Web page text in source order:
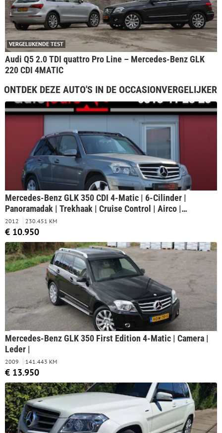
VERGELIJKENDE TEST
Audi Q5 2.0 TDI quattro Pro Line – Mercedes-Benz GLK
220 CDI 4MATIC
ONTDEK DEZE AUTO'S IN DE OCCASIONVERGELIJKER
Mercedes-Benz GLK 350 CDI 4-Matic | 6-Cilinder |
Panoramadak | Trekhaak | Cruise Control | Airco |
Navigatie |
2012 230.451 KM
€ 10.950
Mercedes-Benz GLK 350 First Edition 4-Matic | Camera |
Leder |
2009 141.443 KM
€ 13.950